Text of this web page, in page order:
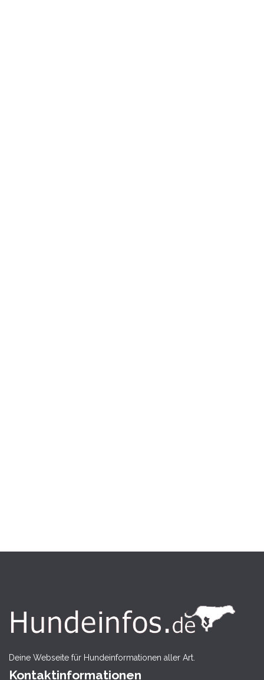
Deine Webseite für Hundeinformationen aller Art.
Kontaktinformationen